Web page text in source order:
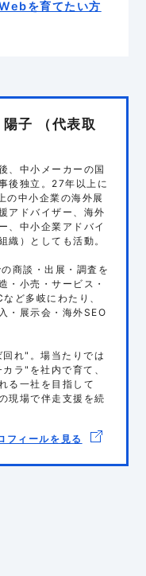
を育てたい方
子 （代表取
、中小メーカーの国
後独立。27年以上に
の中小企業の海外展
アドバイザー、海外
、中小企業アドバイ
織）としても活動。
商談・出展・調査を
・小売・サービス・
ど多岐にわたり、
・展示会・海外SEO
回れ"。場当たりでは
ラ"を社内で育て、
る一社を目指して
場で伴走支援を続
フィールを見る